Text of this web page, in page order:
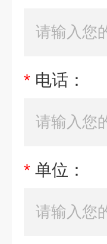
* 电话：
* 单位：